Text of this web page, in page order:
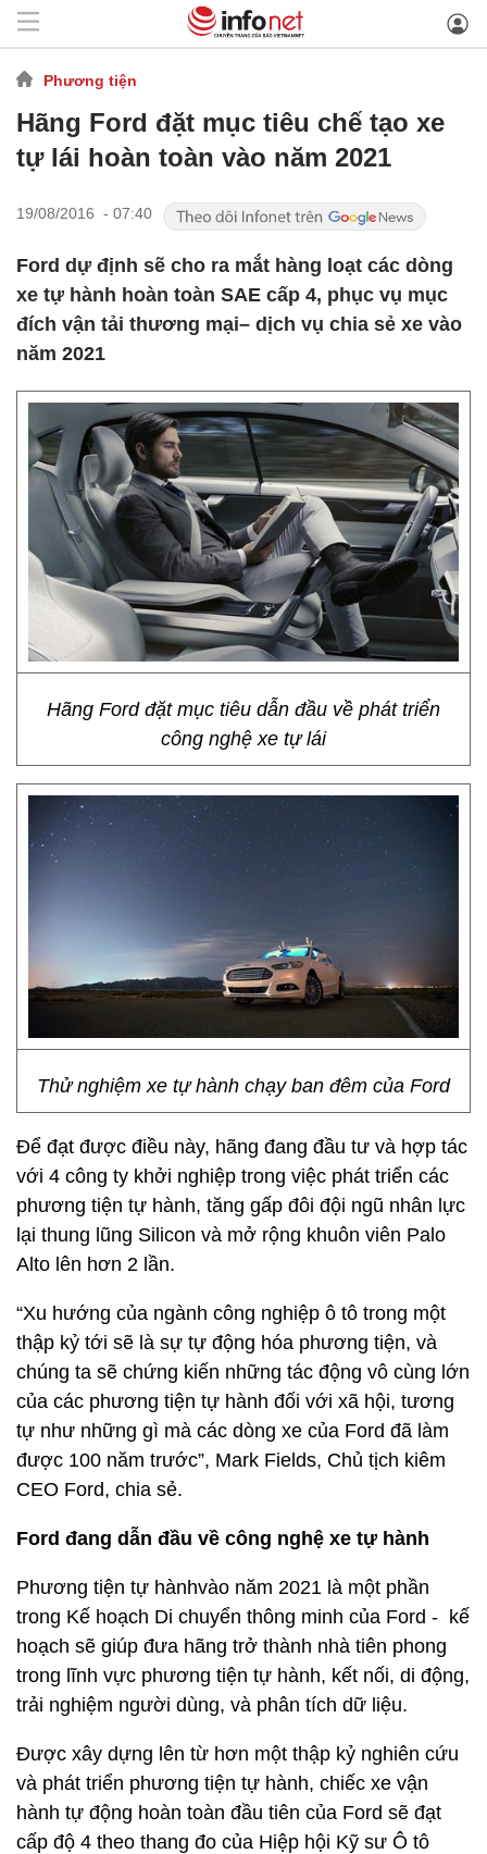
Phương tiện
Hãng Ford đặt mục tiêu chế tạo xe
tự lái hoàn toàn vào năm 2021
19/08/2016 - 07:40
Ford dự định sẽ cho ra mắt hàng loạt các dòng
xe tự hành hoàn toàn SAE cấp 4, phục vụ mục
đích vận tải thương mại– dịch vụ chia sẻ xe vào
năm 2021
Hãng Ford đặt mục tiêu dẫn đầu về phát triển
công nghệ xe tự lái
Thử nghiệm xe tự hành chạy ban đêm của Ford
Để đạt được điều này, hãng đang đầu tư và hợp tác
với 4 công ty khởi nghiệp trong việc phát triển các
phương tiện tự hành, tăng gấp đôi đội ngũ nhân lực
lại thung lũng Silicon và mở rộng khuôn viên Palo
Alto lên hơn 2 lần.
“Xu hướng của ngành công nghiệp ô tô trong một
thập kỷ tới sẽ là sự tự động hóa phương tiện, và
chúng ta sẽ chứng kiến những tác động vô cùng lớn
của các phương tiện tự hành đối với xã hội, tương
tự như những gì mà các dòng xe của Ford đã làm
được 100 năm trước”, Mark Fields, Chủ tịch kiêm
CEO Ford, chia sẻ.
Ford đang dẫn đầu về công nghệ xe tự hành
Phương tiện tự hànhvào năm 2021 là một phần
trong Kế hoạch Di chuyển thông minh của Ford - kế
hoạch sẽ giúp đưa hãng trở thành nhà tiên phong
trong lĩnh vực phương tiện tự hành, kết nối, di động,
trải nghiệm người dùng, và phân tích dữ liệu.
Được xây dựng lên từ hơn một thập kỷ nghiên cứu
và phát triển phương tiện tự hành, chiếc xe vận
hành tự động hoàn toàn đầu tiên của Ford sẽ đạt
cấp độ 4 theo thang đo của Hiệp hội Kỹ sư Ô tô